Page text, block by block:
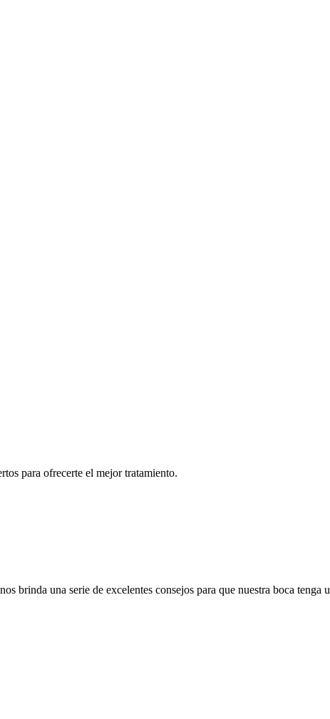
para ofrecerte el mejor tratamiento.
una serie de excelentes consejos para que nuestra boca tenga